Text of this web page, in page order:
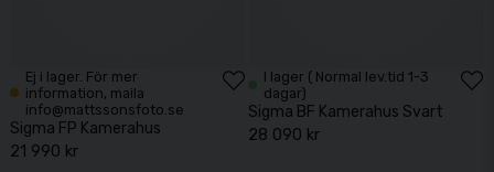
Ej i lager. För mer
information, maila
info@mattssonsfoto.se
Sigma FP Kamerahus
21 990 kr
I lager ( Normal lev.tid 1-3
dagar)
Sigma BF Kamerahus Svart
28 090 kr